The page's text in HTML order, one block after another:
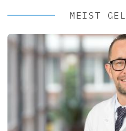
MEIST